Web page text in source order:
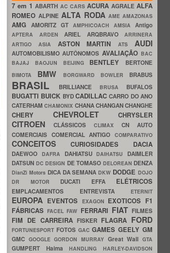
7 em 1ABARTH AC CARS ACURA AGRALE ALFA
ROMEOALPINEALTA RODA AME AMAZONAS
AMG AMORITZ GT AMPHICOACH AMSIA Antigo
APTERA ARDEN ARIEL ARQBRAVO ARRINERA
ARTIGO ASIA ASTON MARTINATS AUDI
AUTOMOBILISMOAUTÔNOMOS AVALIAÇÃO BAC
BAJAJ BAOJUN BEIJING BENTLEY BERTONE
BIMOTA BMW BORGWARD BOWLER BRABUS
BRASIL BRILLIANCE BRUSA BUFALOS
BUGATTI BUICK BYDCADILLACCARRO DO ANO
CATERHAMCHAMONIX CHANACHANGANCHANGHE
CHERY CHEVROLET CHRYSLER
CITROEN CLÁSSICOS CLIMAX CN AUTO
COMERCIAIS COMERCIAL ANTIGOCOMPARATIVO
CONCEITOS CURIOSIDADES DACIA
DAEWOO DAFRA DAHIATSU DAIHATSU DAIMLER
DATSUN DC DESIGN DE TOMASO DELOREAN DENZA
DianZi Motors DICA DA SEMANA DKW DODGE DOJO
DR MOTOR DUCATI EFFA ELÉTRICOS
EMPLACAMENTOS ENTREVISTA ETERNIT
EUROPA EVENTOS EXAGON EXOTICOS F1
FÁBRICASFACELFAW FERRARI FIAT FILMES
FIM DE CARREIRA FISKER FLAGRA FORD
FORTUNESPORT FOTOS GACGAMESGEELYGM
GMC GOOGLEGORDON MURRAY Great WallGTA
GUMPERT HaimaHANDLINGHARLEY-DAVIDSON